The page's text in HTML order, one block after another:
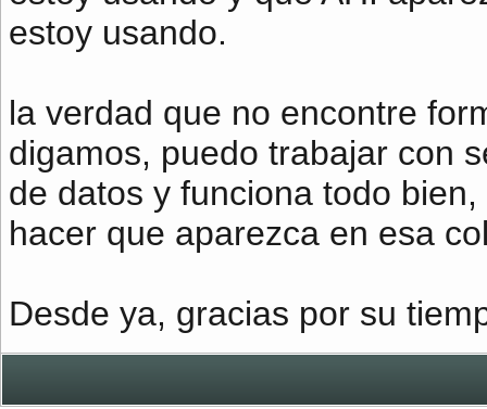
estoy usando.
la verdad que no encontre
digamos, puedo trabajar con
de datos y funciona todo
hacer que aparezca en esa
Desde ya, gracias por su